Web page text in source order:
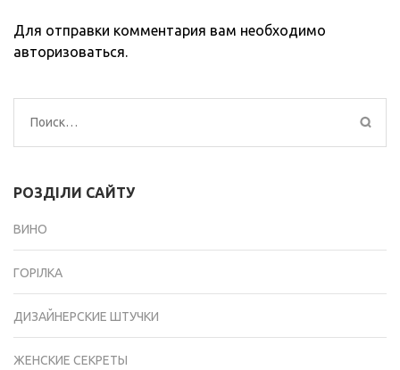
Для отправки комментария вам необходимо
авторизоваться.
Найти:
РОЗДІЛИ САЙТУ
ВИНО
ГОРІЛКА
ДИЗАЙНЕРСКИЕ ШТУЧКИ
ЖЕНСКИЕ СЕКРЕТЫ